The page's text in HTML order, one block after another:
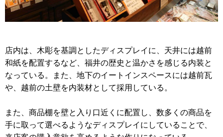
店内は、木彫を基調としたディスプレイに、天井には越前
和紙を配置するなど、福井の歴史と温かさを感じる内装と
なっている。また、地下のイートインスペースには越前瓦
や、越前の土壁を内装材として採用している。
また、商品棚を壁と入り口近くに配置し、数多くの商品を
手に取って選べるようなディスプレイにしていることで、